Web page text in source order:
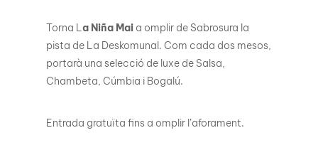
Torna La Niña Mai a omplir de Sabrosura la
pista de La Deskomunal. Com cada dos mesos,
portarà una selecció de luxe de Salsa,
Chambeta, Cúmbia i Bogalú.
Entrada gratuïta fins a omplir l’aforament.